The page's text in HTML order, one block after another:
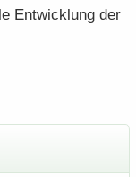
Ent­wick­lung der